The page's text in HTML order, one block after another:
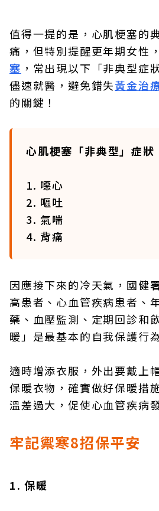
值得一提的是，心肌梗塞的
痛，但特別提醒更年期女性
塞 ，常出現以下「非典型症
儘速就醫，避免錯失黃金治
的關鍵！
心肌梗塞「非典型」症狀
1. 噁心
2. 嘔吐
3. 氣喘
4. 背痛
因應接下來的冷天氣，國健
高患者、心血管疾病患者、
藥、血壓監測、定期回診和
暖」是最基本的自我保護行
適時增添衣服，外出要戴上
保暖衣物，確實做好保暖措
溫差過大，促使心血管疾病
牢記禦寒8招保平安
1. 保暖